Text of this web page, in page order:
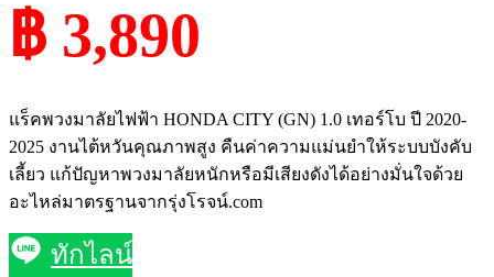
฿ 3,890
แร็คพวงมาลัยไฟฟ้า HONDA CITY (GN) 1.0 เทอร์โบ ปี 2020-
2025 งานไต้หวันคุณภาพสูง คืนค่าความแม่นยำให้ระบบบังคับ
เลี้ยว แก้ปัญหาพวงมาลัยหนักหรือมีเสียงดังได้อย่างมั่นใจด้วย
อะไหล่มาตรฐานจากรุ่งโรจน์.com
ทักไลน์